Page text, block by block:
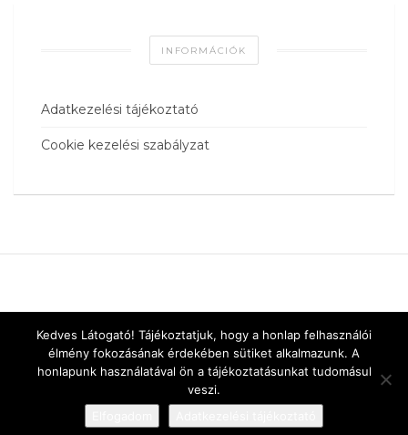
INFORMÁCIÓK
Adatkezelési tájékoztató
Cookie kezelési szabályzat
Kedves Látogató! Tájékoztatjuk, hogy a honlap felhasználói
élmény fokozásának érdekében sütiket alkalmazunk. A
honlapunk használatával ön a tájékoztatásunkat tudomásul
veszi.